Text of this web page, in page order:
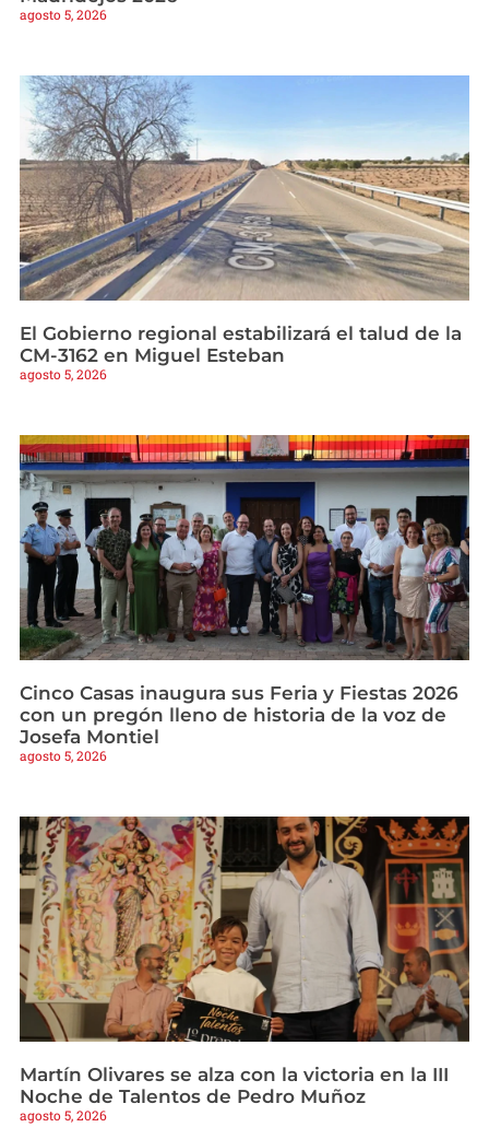
agosto 5, 2026
El Gobierno regional estabilizará el talud de la
CM-3162 en Miguel Esteban
agosto 5, 2026
Cinco Casas inaugura sus Feria y Fiestas 2026
con un pregón lleno de historia de la voz de
Josefa Montiel
agosto 5, 2026
Martín Olivares se alza con la victoria en la III
Noche de Talentos de Pedro Muñoz
agosto 5, 2026